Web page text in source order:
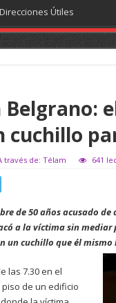
Direcciones Útiles
Belgrano:
cuchillo
través de: Télam 641
de 50 años acusado
a la víctima sin
un cuchillo que él
las 7.30 en el
de un edificio